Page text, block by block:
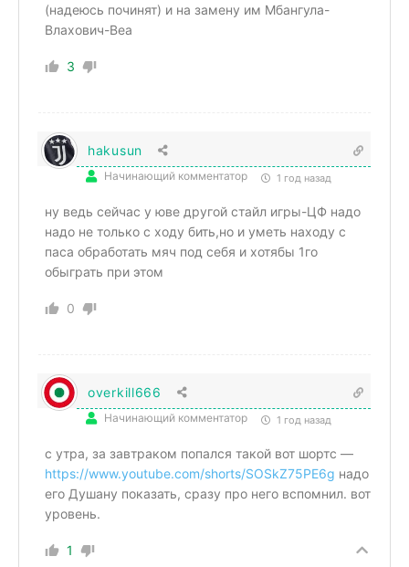
(надеюсь починят) и на замену им Мбангула-
Влахович-Веа
3
hakusun
Начинающий комментатор 1 год назад
ну ведь сейчас у юве другой стайл игры-ЦФ надо
надо не только с ходу бить,но и уметь находу с
паса обработать мяч под себя и хотябы 1го
обыграть при этом
0
overkill666
Начинающий комментатор 1 год назад
с утра, за завтраком попался такой вот шортс —
https://www.youtube.com/shorts/SOSkZ75PE6g надо
его Душану показать, сразу про него вспомнил. вот
уровень.
1